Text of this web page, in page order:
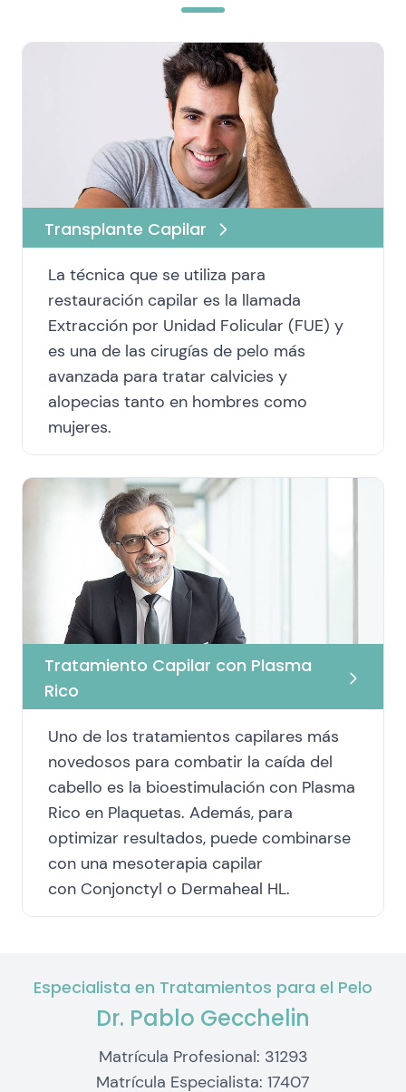
Transplante Capilar
La técnica que se utiliza para
restauración capilar es la llamada
Extracción por Unidad Folicular (FUE) y
es una de las cirugías de pelo más
avanzada para tratar calvicies y
alopecias tanto en hombres como
mujeres.
Tratamiento Capilar con Plasma
Rico
Uno de los tratamientos capilares más
novedosos para combatir la caída del
cabello es la bioestimulación con Plasma
Rico en Plaquetas. Además, para
optimizar resultados, puede combinarse
con una mesoterapia capilar
con Conjonctyl o Dermaheal HL.
Especialista en Tratamientos para el Pelo
Dr. Pablo Gecchelin
Matrícula Profesional: 31293
Matrícula Especialista: 17407